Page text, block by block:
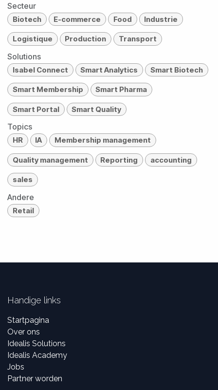
Secteur
Biotech E-commerce Food Industrie
Logistique Production Transport
Solutions
Isabel Connect Smart Analytics Smart Biotech
Smart Membership Smart Pharma
Smart Portal Smart Quality
Topics
HR IA Membership management
Quality management Reporting accounting
sales
Andere
Retail
Handige links
Startpagina
Over ons
Idealis Solutions
Idealis Academy
Jobs
Partner worden